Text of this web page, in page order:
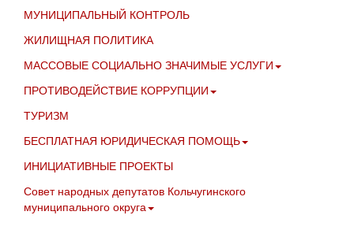
МУНИЦИПАЛЬНЫЙ КОНТРОЛЬ
ЖИЛИЩНАЯ ПОЛИТИКА
МАССОВЫЕ СОЦИАЛЬНО ЗНАЧИМЫЕ УСЛУГИ
ПРОТИВОДЕЙСТВИЕ КОРРУПЦИИ
ТУРИЗМ
БЕСПЛАТНАЯ ЮРИДИЧЕСКАЯ ПОМОЩЬ
ИНИЦИАТИВНЫЕ ПРОЕКТЫ
Совет народных депутатов Кольчугинского
муниципального округа